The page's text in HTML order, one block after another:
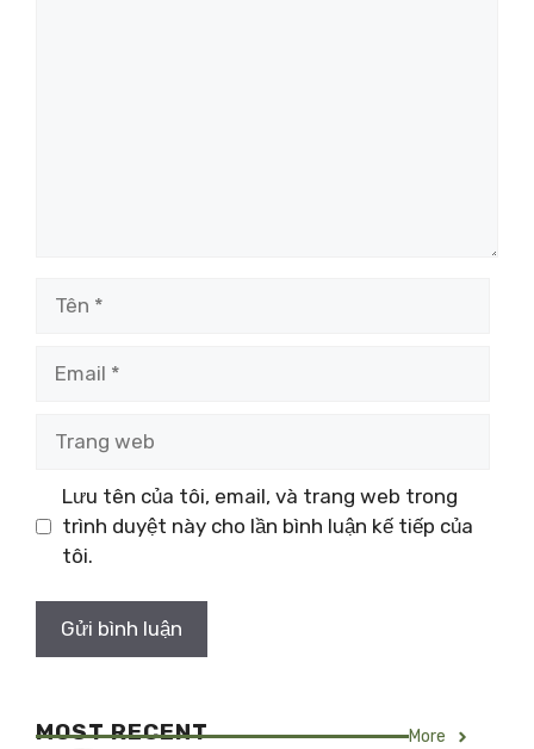
web
Lưu tên của tôi, email, và trang web trong
trình duyệt này cho lần bình luận kế tiếp của
tôi.
MOST RECENT More